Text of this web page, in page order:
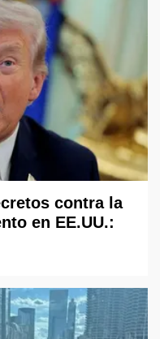
contra la
en EE.UU.: